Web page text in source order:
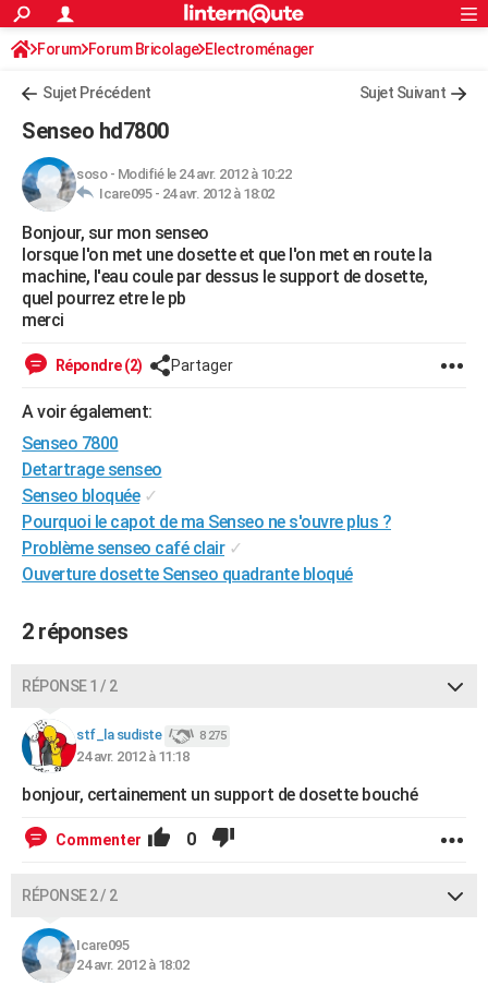
ACTUALITÉS
Politique
Société
Faits Divers
Education
Monde
Villes
+
FINANCE
Retraite
Impôts
Epargne
Immobilier
Risques naturels par ville
Banque
Assurance
Crédit
AUTO
Essais
Réserver un essai
Citadines
Berlines
SUV
Forum auto
+HIGH-TECH
Mobiles
Meilleur smartphone
Internet
Ordinateurs
Jeux vidéo
Guide high-tech
+BRICOLAGE
Forum
Aménagement intérieur
Extérieur
Cuisine
Salle de bains
Jardinage
Rangement
Guides de France
Escapades
Patrimoine
Expositions
Musées
Week-end nature
Art de vivre
Bien-être
Loisirs
Mode
Modes de vie
Alimentation
Guide de la santé
Maladies
Médicaments
Sommeil
VOYAGE
Voyage nature
Voyage de noces
PHOTO
GUIDES D'ACHAT
CARTE DE VOEUX
Carte de Noël
Carte Bonne année
Carte Saint-Valentin
Carte Pâques
Carte d'anniversaire
DICTIONNAIRE
Dictionnaire
Biographies
Citations
Expressions
Proverbes
PROGRAMME TV
AVIS DE DÉCÈS
S'inscrire
Connexion
Forum Forum Bricolage Electroménager
Sujet Précédent Sujet Suivant
Senseo hd7800
soso- Modifié le 24 avr. 2012 à 10:22
Icare095 - 24 avr. 2012 à 18:02
Bonjour, sur mon senseo
lorsque l'on met une dosette et que l'on met en route la
machine, l'eau coule par dessus le support de dosette,
quel pourrez etre le pb
merci
Répondre (2) Partager
A voir également:
Senseo 7800
Detartrage senseo
Senseo bloquée ✓
Pourquoi le capot de ma Senseo ne s'ouvre plus ?
Problème senseo café clair ✓
Ouverture dosette Senseo quadrante bloqué
2 réponses
RÉPONSE 1 / 2
stf_la sudiste 8 275
24 avr. 2012 à 11:18
bonjour, certainement un support de dosette bouché
Commenter 0
RÉPONSE 2 / 2
Icare095
24 avr. 2012 à 18:02